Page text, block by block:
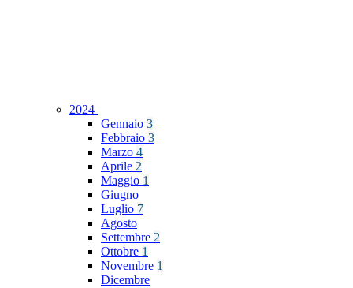
2024
Gennaio 3
Febbraio 3
Marzo 4
Aprile 2
Maggio 1
Giugno
Luglio 7
Agosto
Settembre 2
Ottobre 1
Novembre 1
Dicembre